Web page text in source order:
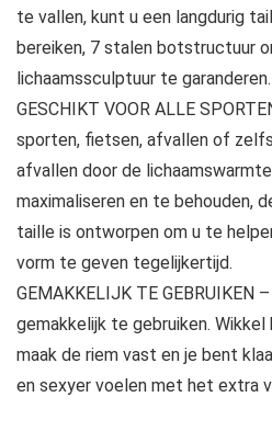
te vallen, kunt u een langdurig
bereiken, 7 stalen botstructuur
lichaamssculptuur te garanderen.
GESCHIKT VOOR ALLE
sporten, fietsen, afvallen of
afvallen door de
maximaliseren en te behouden,
taille is ontworpen om u te
vorm te geven tegelijkertijd.
GEMAKKELIJK TE GEBRUIKEN
gemakkelijk te gebruiken.
maak de riem vast en je bent
en sexyer voelen met het extra